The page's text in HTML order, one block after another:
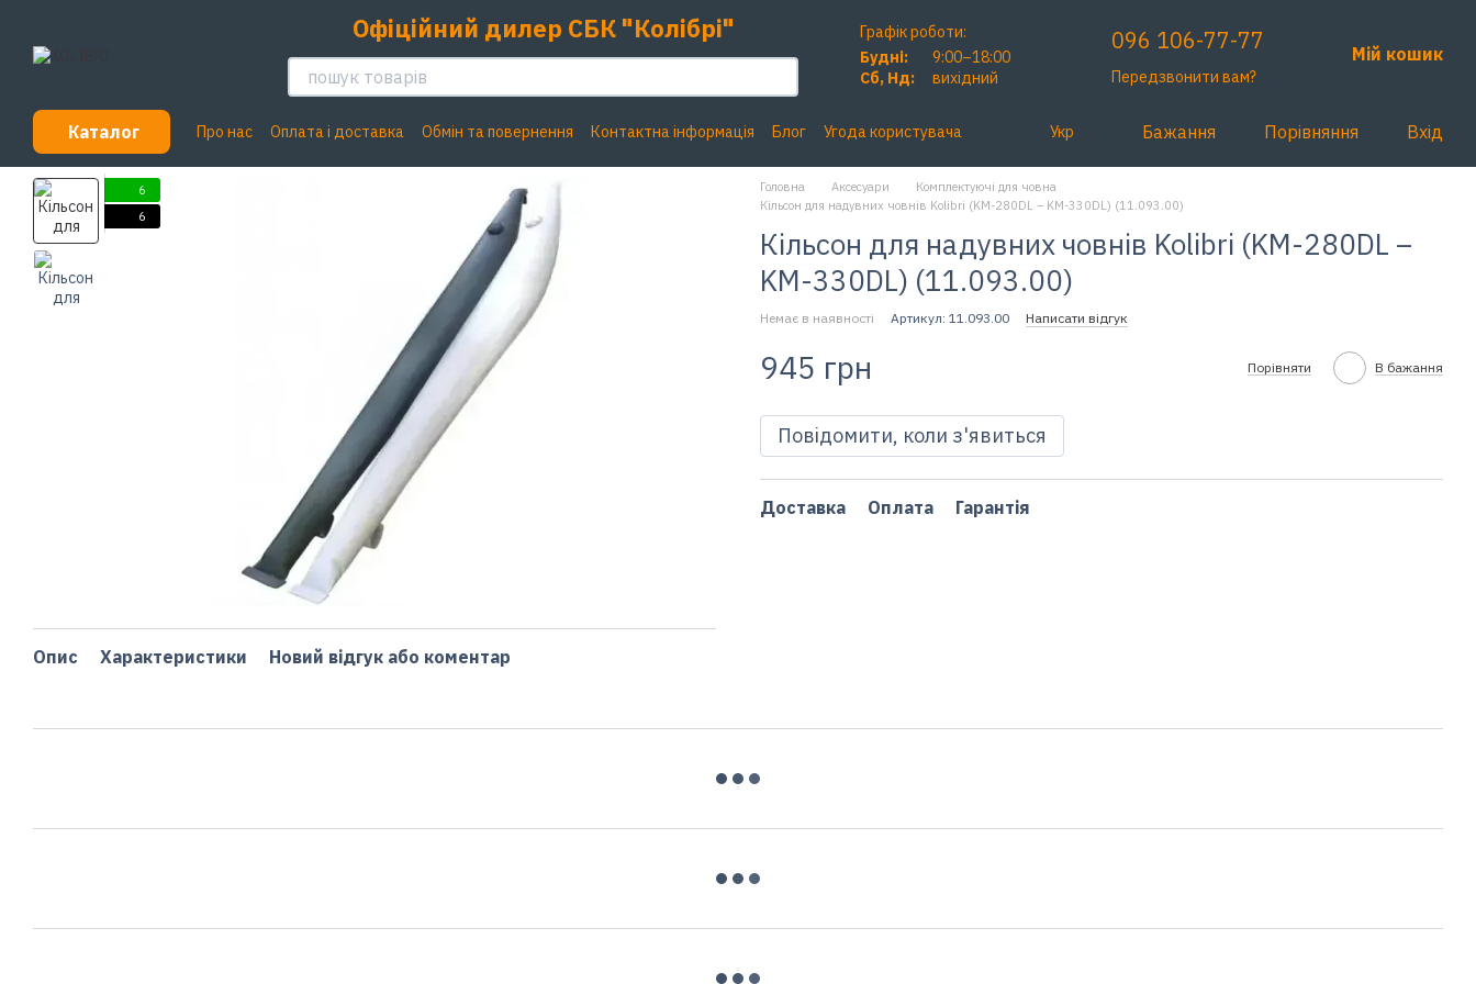
Офіційний дилер СБК "Колібрі"
Графік роботи:
Будні:
9:00–18:00
Сб, Нд:
вихідний
096 106-77-77
Передзвонити вам?
Мій кошик
Каталог Про нас Оплата і доставка Обмін та повернення Контактна інформація Блог Угода користувача Укр Бажання Порівняння Вхід
6
6
Опис Характеристики Новий відгук або коментар
Головна Аксесуари
Комплектуючі для човна
Кільсон для надувних човнів Kolibri (KM-280DL – KM-330DL) (11.093.00)
Кільсон для надувних човнів Kolibri (KM-280DL –
KM-330DL) (11.093.00)
Немає в наявності Артикул: 11.093.00 Написати відгук
945 грн Порівняти В бажання
Повідомити, коли з'явиться
Доставка Оплата Гарантія